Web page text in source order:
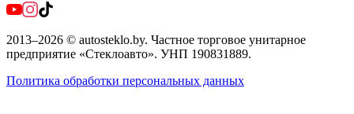
2013–2026 © autosteklo.by. Частное торговое унитарное
предприятие «Стеклоавто». УНП 190831889.
Политика обработки персональных данных